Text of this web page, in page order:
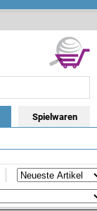
Spielwaren